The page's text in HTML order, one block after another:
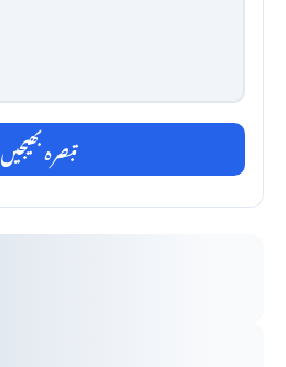
تبصرہ بھیجیں